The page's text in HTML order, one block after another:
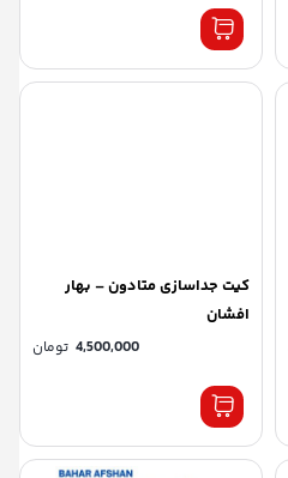
کیت جداسازی متادون – بهار
افشان
4,500,000 تومان